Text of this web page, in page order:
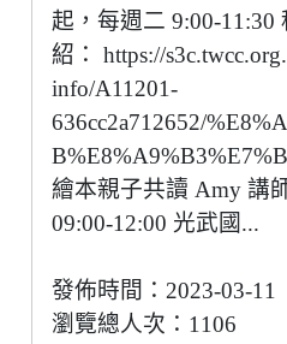
起，每週二 9:00-11:30
紹： https://
info/A11201-
636cc2a712652/
繪本親子共讀 Amy 講
09:00-12:00 光武國...
發佈時間：2023-03-11
瀏覽總人次：1106